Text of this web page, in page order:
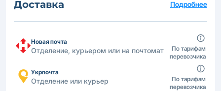
Доставка Подробнее
Новая почта
Отделение, курьером или на почтомат
По тарифам
перевозчика
Укрпочта
Отделение или курьер
По тарифам
перевозчика